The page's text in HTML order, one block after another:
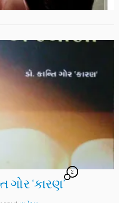
ગોર ‘કારણ’
2